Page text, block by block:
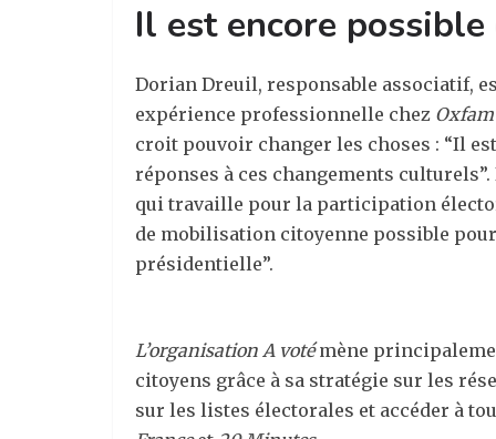
Il est encore
Dorian Dreuil, responsable associatif,
expérience professionnelle chez Oxfam
croit pouvoir changer les choses : “Il
réponses à ces changements culturels”.
qui travaille pour la participation
de mobilisation citoyenne possible
présidentielle”.
L’organisation A votémène
citoyens grâce à sa stratégie sur les
sur les listes électorales et accéder à